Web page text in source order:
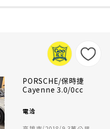
PORSCHE/保時捷
Cayenne 3.0/0cc
電洽